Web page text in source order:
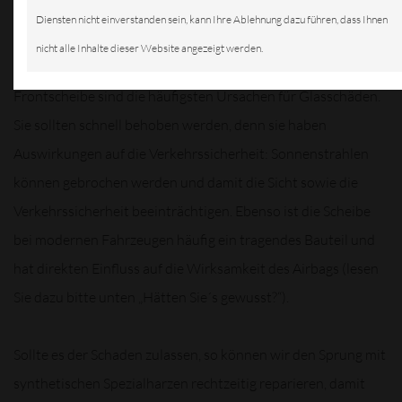
in der
Frontscheibe sind die häufigsten Ursachen für Glasschäden.
Diensten nicht einverstanden sein, kann Ihre Ablehnung dazu führen, dass Ihnen
nicht alle Inhalte dieser Website angezeigt werden.